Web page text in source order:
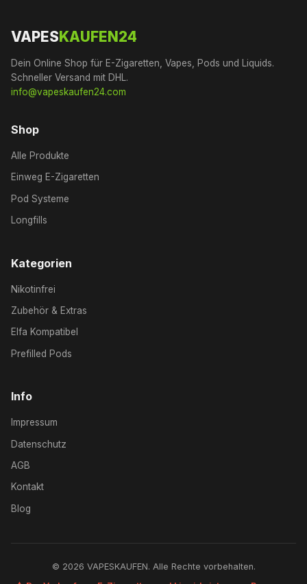
VAPESKAUFEN24
Dein Online Shop für E-Zigaretten, Vapes, Pods und Liquids.
Schneller Versand mit DHL.
info@vapeskaufen24.com
Shop
Alle Produkte
Einweg E-Zigaretten
Pod Systeme
Longfills
Kategorien
Nikotinfrei
Zubehör & Extras
Elfa Kompatibel
Prefilled Pods
Info
Impressum
Datenschutz
AGB
Kontakt
Blog
© 2026 VAPESKAUFEN. Alle Rechte vorbehalten.